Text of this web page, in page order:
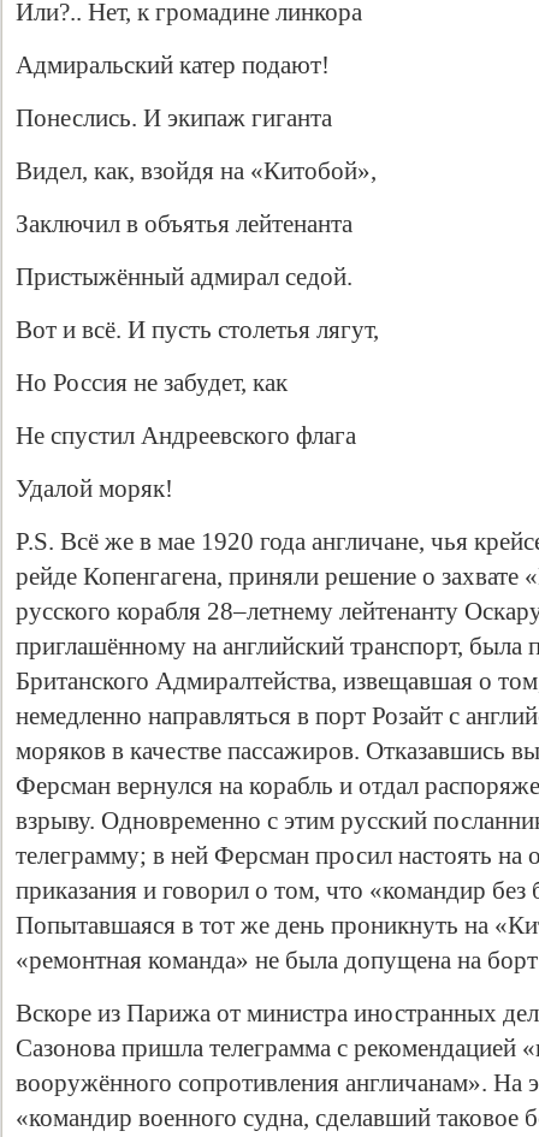
Или?.. Нет, к громадине линкора
Адмиральский катер подают!
Понеслись. И экипаж гиганта
Видел, как, взойдя на «Китобой»,
Заключил в объятья лейтенанта
Пристыжённый адмирал седой.
Вот и всё. И пусть столетья лягут,
Но Россия не забудет, как
Не спустил Андреевского флага
Удалой моряк!
P.S. Всё же в мае 1920 года англичане, чья
рейде Копенгагена, приняли решение о
русского корабля 28–летнему лейтенанту
приглашённому на английский транспорт, была
Британского Адмиралтейства, извещавшая о
немедленно направляться в порт Розайт с
моряков в качестве пассажиров. Отказавшись
Ферсман вернулся на корабль и отдал
взрыву. Одновременно с этим русский
телеграмму; в ней Ферсман просил настоять на
приказания и говорил о том, что «командир без
Попытавшаяся в тот же день проникнуть на
«ремонтная команда» не была допущена на борт
Вскоре из Парижа от министра иностранных
Сазонова пришла телеграмма с рекомендацией
вооружённого сопротивления англичанам». На
«командир военного судна, сделавший таковое